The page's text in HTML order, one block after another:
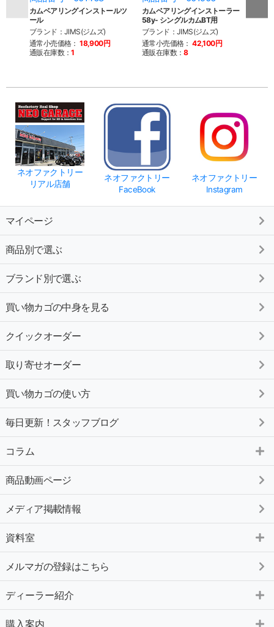
カムベアリングインストールツ
ール
ブランド：JIMS(ジムズ)
通常小売価格： 18,900円
通販在庫数：1
カムベアリングインストーラー
58y- シングルカムBT用
ブランド：JIMS(ジムズ)
通常小売価格： 42,100円
通販在庫数：8
アリ
ネオファクトリー
リアル店舗
ネオファクトリー
FaceBook
ネオファクトリー
Instagram
マイページ
商品別で選ぶ
ブランド別で選ぶ
買い物カゴの中身を見る
クイックオーダー
取り寄せオーダー
買い物カゴの使い方
毎日更新！スタッフブログ
コラム
商品動画ページ
メディア掲載情報
資料室
メルマガの登録はこちら
ディーラー紹介
購入案内